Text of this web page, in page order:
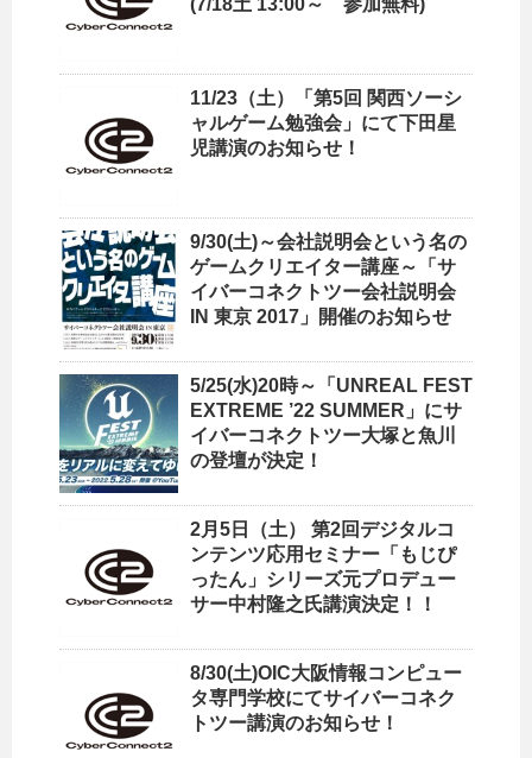
(7/18土 13:00～ 参加無料)
11/23（土）「第5回 関西ソーシ
ャルゲーム勉強会」にて下田星
児講演のお知らせ！
9/30(土)～会社説明会という名の
ゲームクリエイター講座～「サ
イバーコネクトツー会社説明会
IN 東京 2017」開催のお知らせ
5/25(水)20時～「UNREAL FEST
EXTREME ’22 SUMMER」にサ
イバーコネクトツー大塚と魚川
の登壇が決定！
2月5日（土） 第2回デジタルコ
ンテンツ応用セミナー「もじぴ
ったん」シリーズ元プロデュー
サー中村隆之氏講演決定！！
8/30(土)OIC大阪情報コンピュー
タ専門学校にてサイバーコネク
トツー講演のお知らせ！